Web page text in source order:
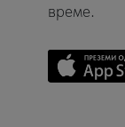
време.